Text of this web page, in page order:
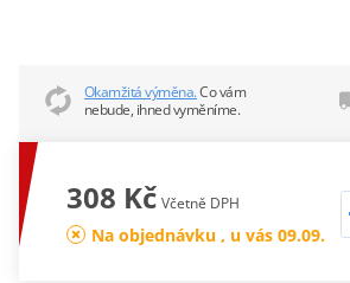
Okamžitá výměna.Co vám
nebude, ihned vyměníme.
308 Kč Včetně DPH
Na objednávku , u vás 09.09.